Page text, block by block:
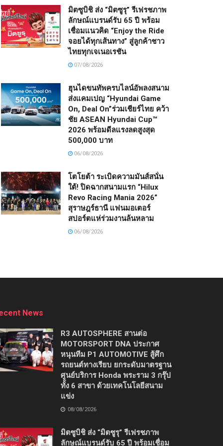
มิตซูบิชิ ส่ง “มิตซูรุ” รีเฟรชภาพ
ลักษณ์แบรนด์รับ 65 ปี พร้อม
เชื่อมแนวคิด “Enjoy the Ride
จอยได้ทุกเส้นทาง” สู่ลูกค้าชาว
ไทยทุกเจเนอเรชัน
07/08/2026
ฮุนไดขนทัพครบไลน์อัพลงสนาม
ส่งแคมเปญ “Hyundai Game
On, Deal On”ร่วมเชียร์ไทย คว้า
ชัย ASEAN Hyundai Cup™
2026 พร้อมดีลแรงลดสูงสุด
500,000 บาท
06/08/2026
โตโยต้า ระเบิดความมันส์สนั่น
ใต้! ปิดฉากสนามแรก “Hilux
Revo Racing Mania 2026”
สุราษฎร์ธานี แฟนมอเตอร์
สปอร์ตแห่ร่วมงานล้นหลาม
06/08/2026
News
R3 AUTOSPHERE สานต่อ
MOTORSPORT DNA ประกาศ
หนุนทีม P1 AUTOMOTIVE สู้ศึก
รถยนต์ทางเรียบ ยกระดับมาตรฐาน
ศูนย์บริการ Honda พระราม 3 กรุ๊ป
ทั้ง 6 สาขา ด้วยเทคโนโลยีสนาม
แข่ง
08/08/2026
มิตซูบิชิ ส่ง “มิตซูรุ” รีเฟรชภาพ
ลักษณ์แบรนด์รับ 65 ปี พร้อมเชื่อม